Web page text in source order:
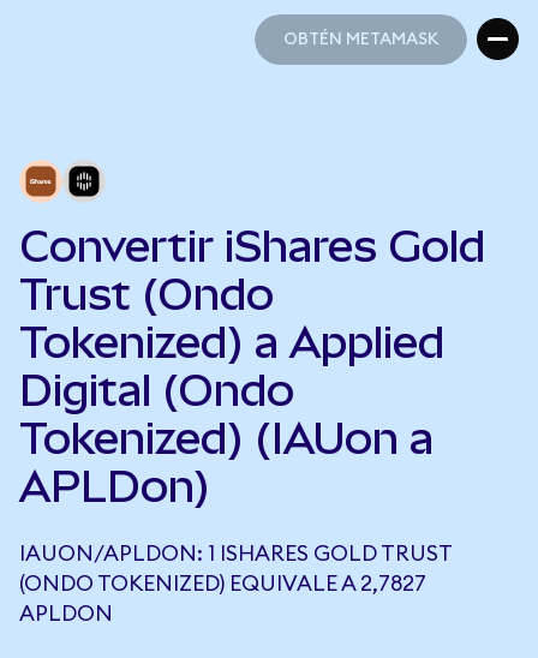
OBTÉN METAMASK
Convertir iShares Gold
Trust (Ondo
Tokenized) a Applied
Digital (Ondo
Tokenized) (IAUon a
APLDon)
IAUON/APLDON: 1 ISHARES GOLD TRUST
(ONDO TOKENIZED) EQUIVALE A 2,7827
APLDON